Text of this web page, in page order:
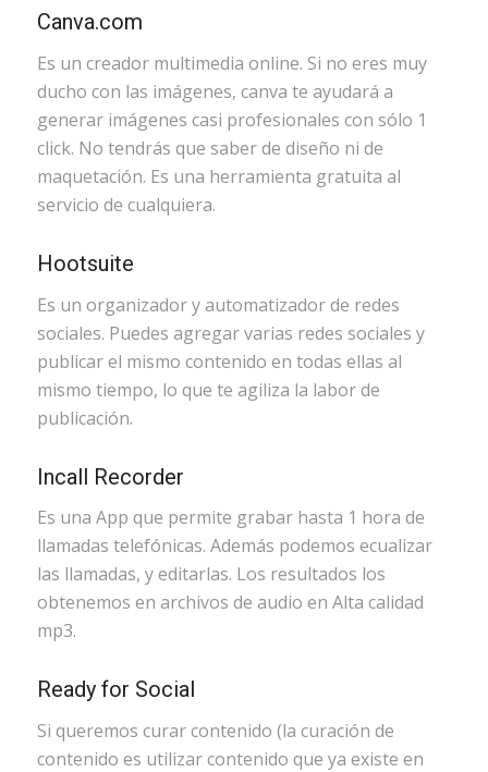
Canva.com
Es un creador multimedia online. Si no eres muy
ducho con las imágenes, canva te ayudará a
generar imágenes casi profesionales con sólo 1
click. No tendrás que saber de diseño ni de
maquetación. Es una herramienta gratuita al
servicio de cualquiera.
Hootsuite
Es un organizador y automatizador de redes
sociales. Puedes agregar varias redes sociales y
publicar el mismo contenido en todas ellas al
mismo tiempo, lo que te agiliza la labor de
publicación.
Incall Recorder
Es una App que permite grabar hasta 1 hora de
llamadas telefónicas. Además podemos ecualizar
las llamadas, y editarlas. Los resultados los
obtenemos en archivos de audio en Alta calidad
mp3.
Ready for Social
Si queremos curar contenido (la curación de
contenido es utilizar contenido que ya existe en